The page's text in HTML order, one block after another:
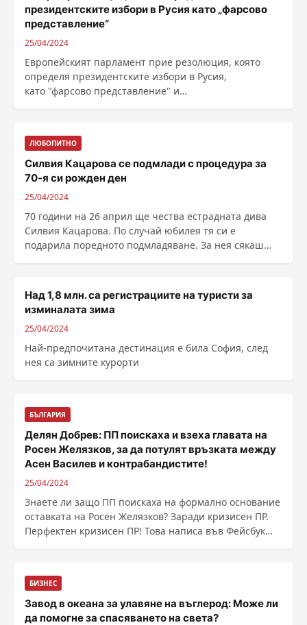
президентските избори в Русия като „фарсово
представление“
25/04/2024
Европейският парламент прие резолюция, която
определя президентските избори в Русия,
като "фарсово представление" и
ЛЮБОПИТНО
Силвия Кацарова се подмлади с процедура за
70-я си рожден ден
25/04/2024
70 години на 26 април ще чества естрадната дива
Силвия Кацарова. По случай юбилея тя си е
подарила поредното подмладяване. За нея сякаш
Над 1,8 млн. са регистрациите на туристи за
изминалата зима
25/04/2024
Най-предпочитана дестинация е била София, след
нея са зимните курорти
БЪЛГАРИЯ
Делян Добрев: ПП поискаха и взеха главата на
Росен Желязков, за да потулят връзката между
Асен Василев и контрабандистите!
25/04/2024
Знаете ли защо ПП поискаха на формално основание
оставката на Росен Желязков? Заради кризисен ПР.
Перфектен кризисен ПР! Това написа във Фейсбук
БИЗНЕС
Завод в океана за улавяне на въглерод: Може ли
да помогне за спасяването на света?